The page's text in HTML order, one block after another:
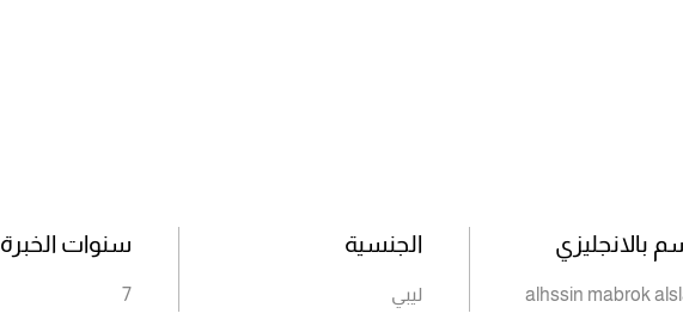
بالانجليزي
alhssin mabrok
الجنسية
ليبي
سنوات الخبرة
7